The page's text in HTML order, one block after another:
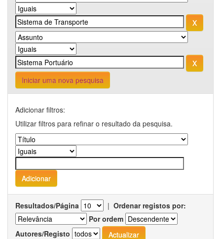
Iniciar uma nova pesquisa
Adicionar filtros:
Utilizar filtros para refinar o resultado da pesquisa.
Resultados/Página | Ordenar registos por:
Por ordem
Autores/Registo